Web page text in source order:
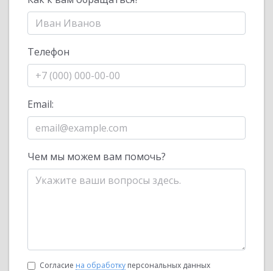
Телефон
Email:
Чем мы можем вам помочь?
Согласие на обработку персональных данных